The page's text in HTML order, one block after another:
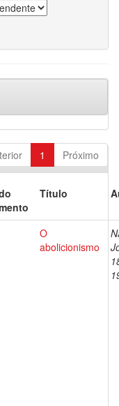
1 Próximo
Título
O
abolicionismo